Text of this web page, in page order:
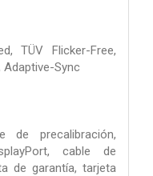
TÜV Flicker-Free,
Adaptive-Sync
de precalibración,
cable de
de garantía, tarjeta